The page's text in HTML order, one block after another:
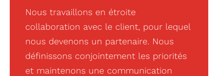
Nous travaillons en étroite
collaboration avec le client, pour lequel
nous devenons un partenaire. Nous
définissons conjointement les priorités
et maintenons une communication